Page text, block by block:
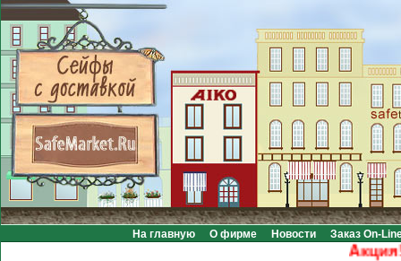
На главную О фирме Новости Заказ On-
Акция!